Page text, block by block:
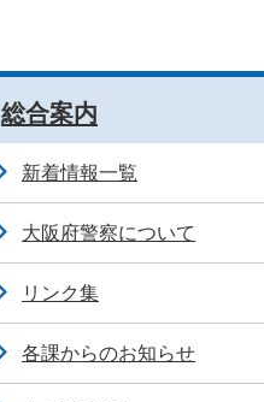
総合案内
新着情報一覧
大阪府警察について
リンク集
各課からのお知らせ